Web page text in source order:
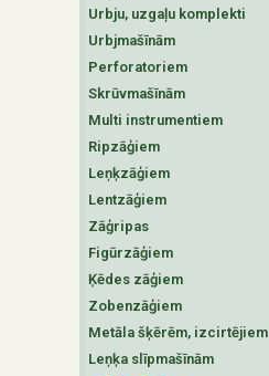
Urbju, uzgaļu komplekti
Urbjmašīnām
Perforatoriem
Skrūvmašīnām
Multi instrumentiem
Ripzāģiem
Leņķzāģiem
Lentzāģiem
Zāģripas
Figūrzāģiem
Ķēdes zāģiem
Zobenzāģiem
Metāla šķērēm, izcirtējiem
Leņķa slīpmašīnām